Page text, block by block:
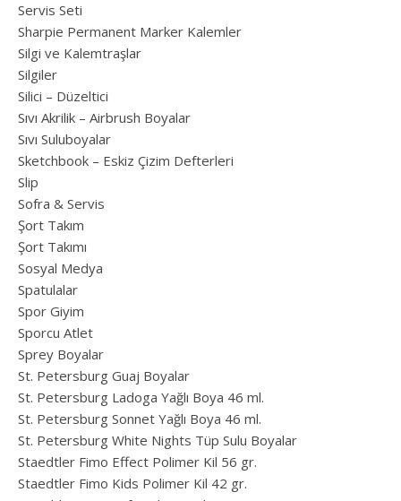
Servis Seti
Sharpie Permanent Marker Kalemler
Silgi ve Kalemtraşlar
Silgiler
Silici – Düzeltici
Sıvı Akrilik – Airbrush Boyalar
Sıvı Suluboyalar
Sketchbook – Eskiz Çizim Defterleri
Slip
Sofra & Servis
Şort Takım
Şort Takımı
Sosyal Medya
Spatulalar
Spor Giyim
Sporcu Atlet
Sprey Boyalar
St. Petersburg Guaj Boyalar
St. Petersburg Ladoga Yağlı Boya 46 ml.
St. Petersburg Sonnet Yağlı Boya 46 ml.
St. Petersburg White Nights Tüp Sulu Boyalar
Staedtler Fimo Effect Polimer Kil 56 gr.
Staedtler Fimo Kids Polimer Kil 42 gr.